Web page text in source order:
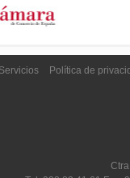
Servicios Política de